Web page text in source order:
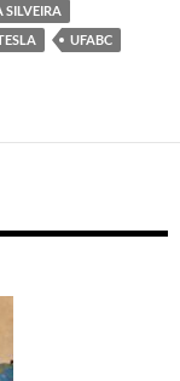
SILVEIRA
UFABC